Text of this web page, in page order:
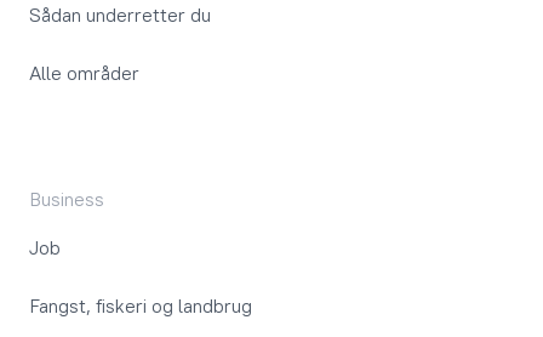
Sådan underretter du
Alle områder
Business
Job
Fangst, fiskeri og landbrug